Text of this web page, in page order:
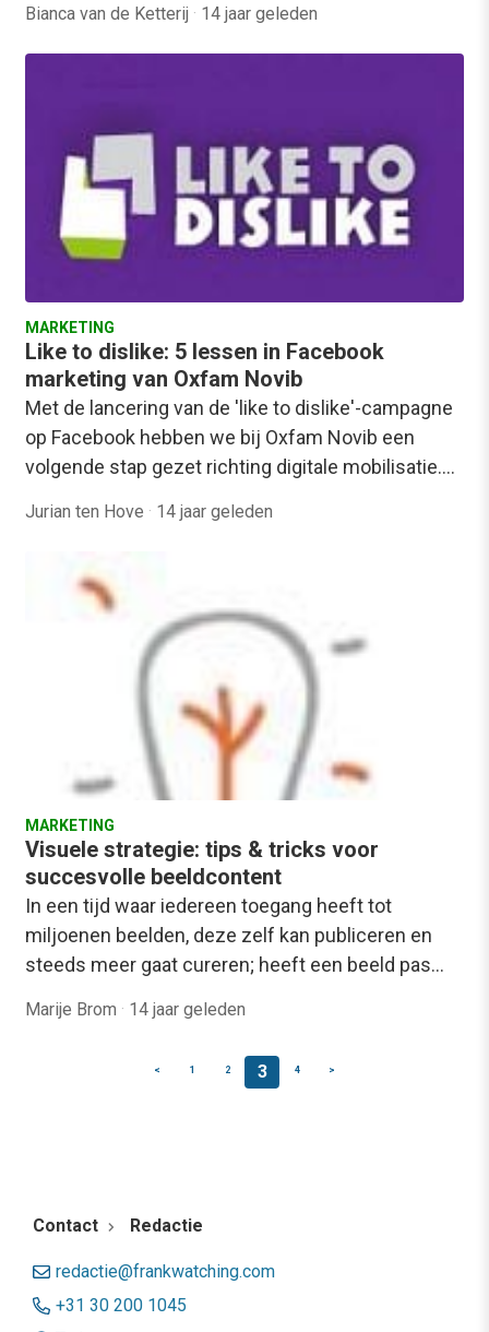
Bianca van de Ketterij · 14 jaar geleden
MARKETING
Like to dislike: 5 lessen in Facebook
marketing van Oxfam Novib
Met de lancering van de 'like to dislike'-campagne
op Facebook hebben we bij Oxfam Novib een
volgende stap gezet richting digitale mobilisatie.…
Jurian ten Hove · 14 jaar geleden
MARKETING
Visuele strategie: tips & tricks voor
succesvolle beeldcontent
In een tijd waar iedereen toegang heeft tot
miljoenen beelden, deze zelf kan publiceren en
steeds meer gaat cureren; heeft een beeld pas…
Marije Brom · 14 jaar geleden
< 1 2 3 4 >
Contact Redactie
redactie@frankwatching.com
+31 30 200 1045